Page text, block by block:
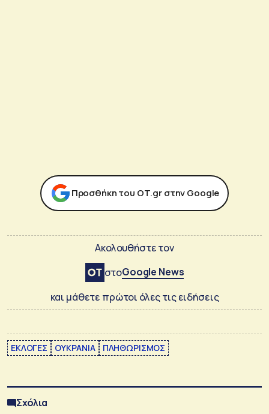
Προσθήκη του ΟΤ.gr στην Google
Ακολουθήστε τον
στοGoogle News
και μάθετε πρώτοι όλες τις ειδήσεις
ΕΚΛΟΓΕΣ ΟΥΚΡΑΝΙΑ ΠΛΗΘΩΡΙΣΜΟΣ
Σχόλια